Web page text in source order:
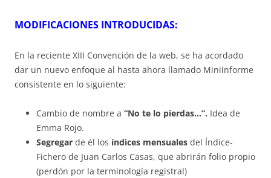
MODIFICACIONES INTRODUCIDAS:
En la reciente XIII Convención de la web, se ha acordado
dar un nuevo enfoque al hasta ahora llamado Miniinforme
consistente en lo siguiente:
Cambio de nombre a “No te lo pierdas…”. Idea de
Emma Rojo.
Segregar de él los índices mensuales del Índice-
Fichero de Juan Carlos Casas, que abrirán folio propio
(perdón por la terminología registral)